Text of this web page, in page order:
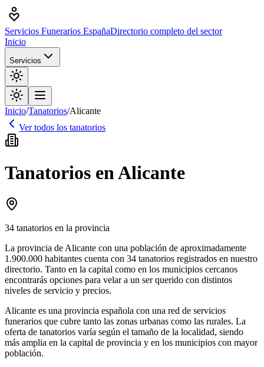
Servicios Funerarios EspañaDirectorio completo del sector
Inicio
Servicios
Inicio/Tanatorios/Alicante
Ver todos los tanatorios
Tanatorios enAlicante
34 tanatorios en la provincia
La provincia de Alicante con una población de aproximadamente
1.900.000 habitantes cuenta con 34 tanatorios registrados en nuestro
directorio. Tanto en la capital como en los municipios cercanos
encontrarás opciones para velar a un ser querido con distintos
niveles de servicio y precios.
Alicante es una provincia española con una red de servicios
funerarios que cubre tanto las zonas urbanas como las rurales. La
oferta de tanatorios varía según el tamaño de la localidad, siendo
más amplia en la capital de provincia y en los municipios con mayor
población.